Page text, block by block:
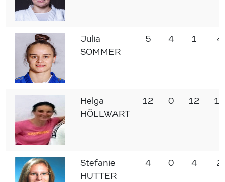
Julia
SOMMER
5 4 1
Helga
HÖLLWART
12 0 12
Stefanie
HUTTER
4 0 4